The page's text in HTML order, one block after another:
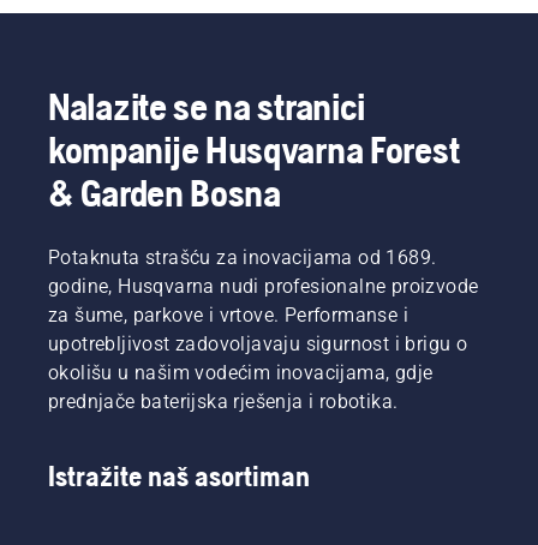
Nalazite se na stranici
kompanije Husqvarna Forest
& Garden Bosna
Potaknuta strašću za inovacijama od 1689.
godine, Husqvarna nudi profesionalne proizvode
za šume, parkove i vrtove. Performanse i
upotrebljivost zadovoljavaju sigurnost i brigu o
okolišu u našim vodećim inovacijama, gdje
prednjače baterijska rješenja i robotika.
Istražite naš asortiman